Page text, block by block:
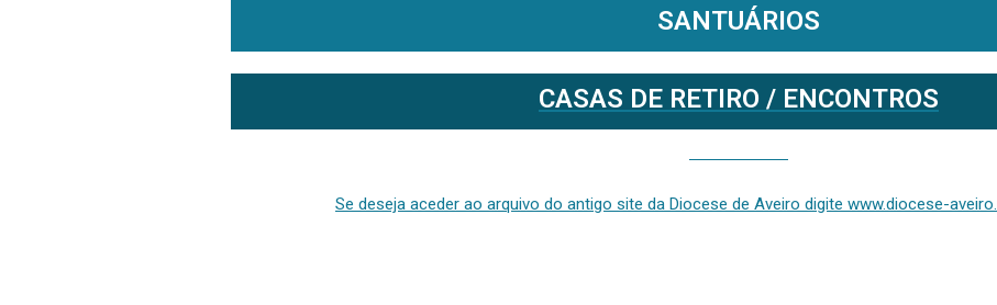
SANTUÁRIOS
CASAS DE RETIRO / ENCONTROS
Se deseja aceder ao arquivo do antigo site da Diocese de Aveiro digite www.diocese-